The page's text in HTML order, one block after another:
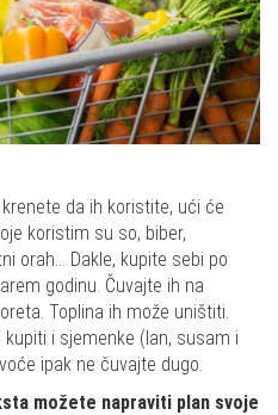
da ih koristite, ući će
koristim su so, biber,
orah... Dakle, kupite sebi po
godinu. Čuvajte ih na
Toplina ih može uništiti.
i sjemenke (lan, susam i
ipak ne čuvajte dugo.
možete napraviti plan svoje